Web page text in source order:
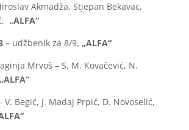
Akmadža, Stjepan Bekavac,
„ALFA“
– udžbenik za 8/9, „ALFA“
Mrvoš – S, M. Kovačević, N.
„ALFA“
V. Begić, J. Madaj Prpić, D. Novoselić,